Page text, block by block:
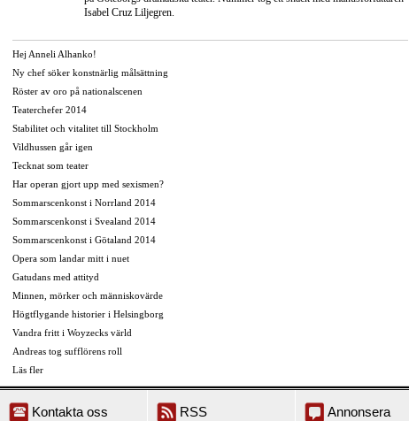
Isabel Cruz Liljegren.
Hej Anneli Alhanko!
Ny chef söker konstnärlig målsättning
Röster av oro på nationalscenen
Teaterchefer 2014
Stabilitet och vitalitet till Stockholm
Vildhussen går igen
Tecknat som teater
Har operan gjort upp med sexismen?
Sommarscenkonst i Norrland 2014
Sommarscenkonst i Svealand 2014
Sommarscenkonst i Götaland 2014
Opera som landar mitt i nuet
Gatudans med attityd
Minnen, mörker och människovärde
Högtflygande historier i Helsingborg
Vandra fritt i Woyzecks värld
Andreas tog sufflörens roll
Läs fler
Kontakta oss RSS Annonsera